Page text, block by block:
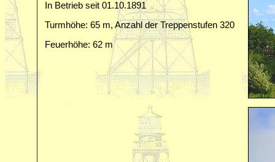
In Betrieb seit 01.10.1891
Turmhöhe: 65 m, Anzahl der Treppenstufen 320
Feuerhöhe: 62 m